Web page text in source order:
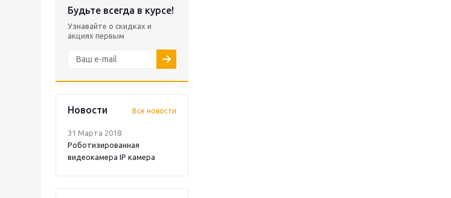
Будьте всегда в курсе!
Узнавайте о скидках и
акциях первым
Новости Все новости
31 Марта 2018
Роботизированная
видеокамера IP камера